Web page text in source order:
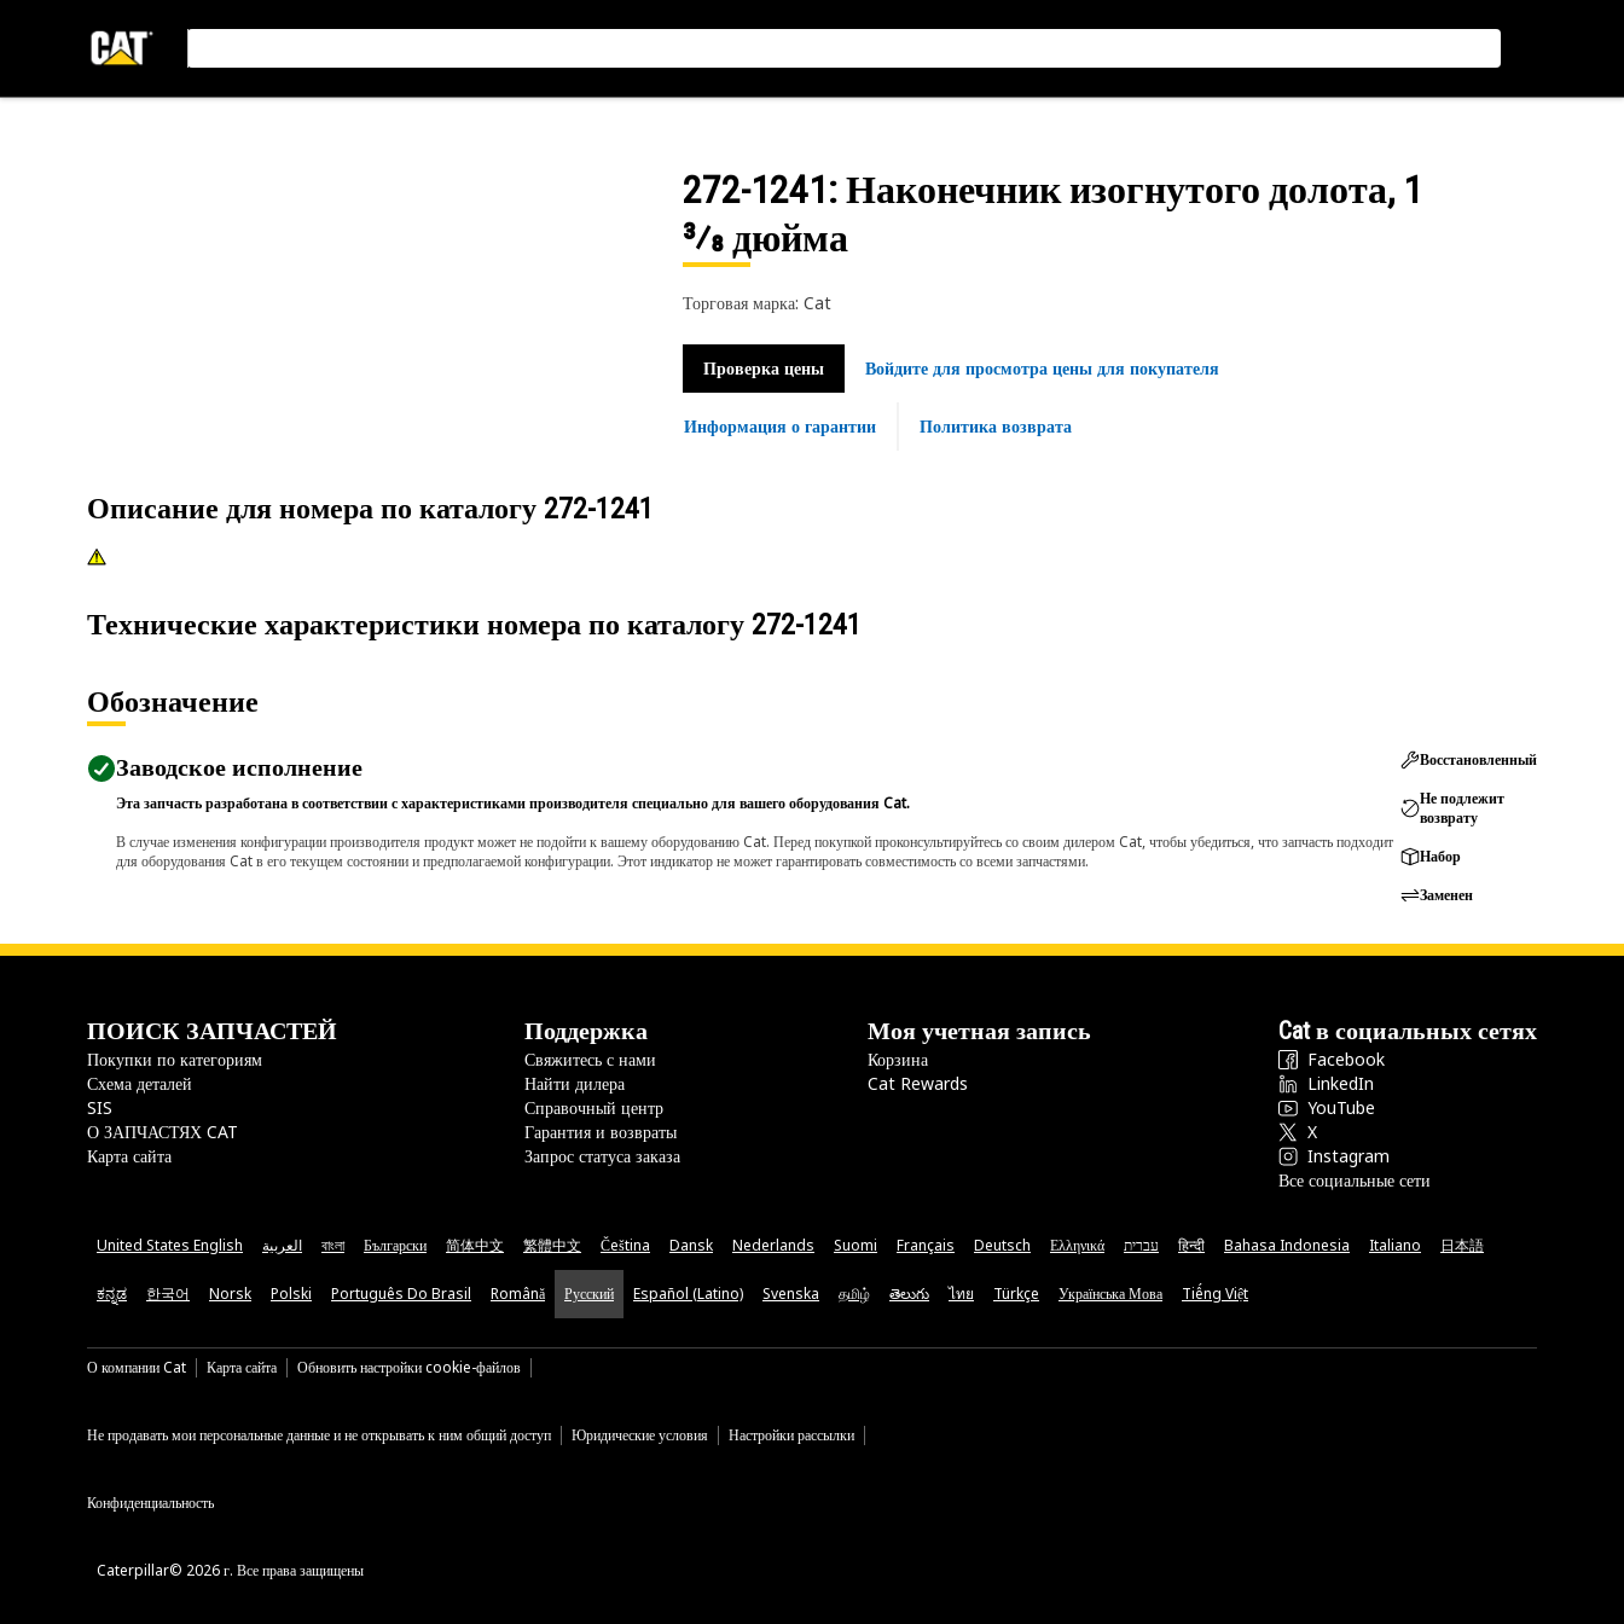
272-1241: Наконечник изогнутого долота, 1
3⁄8 дюйма
Торговая марка: Cat
Проверка цены Войдите для просмотра цены для покупателя
Информация о гарантии Политика возврата
Описание для номера по каталогу 272-1241
Технические характеристики номера по каталогу 272-1241
Обозначение
Заводское исполнение
Эта запчасть разработана в соответствии с характеристиками производителя специально для вашего оборудования Cat.
В случае изменения конфигурации производителя продукт может не подойти к вашему оборудованию Cat. Перед покупкой проконсультируйтесь со своим дилером Cat, чтобы убедиться, что запчасть подходит
для оборудования Cat в его текущем состоянии и предполагаемой конфигурации. Этот индикатор не может гарантировать совместимость со всеми запчастями.
Восстановленный
Не подлежит
возврату
Набор
Заменен
ПОИСК ЗАПЧАСТЕЙ
Покупки по категориям
Схема деталей
SIS
О ЗАПЧАСТЯХ CAT
Карта сайта
Поддержка
Свяжитесь с нами
Найти дилера
Справочный центр
Гарантия и возвраты
Запрос статуса заказа
Моя учетная запись
Корзина
Cat Rewards
Cat в социальных сетях
Facebook
LinkedIn
YouTube
X
Instagram
Все социальные сети
United States English العربية বাংলা Български 简体中文 繁體中文 Čeština Dansk Nederlands Suomi Français Deutsch Ελληνικά עברית हिन्दी Bahasa Indonesia Italiano 日本語
ಕನ್ನಡ 한국어 Norsk Polski Português Do Brasil Română Русский Español (Latino) Svenska தமிழ் తెలుగు ไทย Türkçe Українська Мова Tiếng Việt
О компании Cat Карта сайта Обновить настройки cookie-файлов
Не продавать мои персональные данные и не открывать к ним общий доступ Юридические условия Настройки рассылки
Конфиденциальность
Caterpillar© 2026 г. Все права защищены